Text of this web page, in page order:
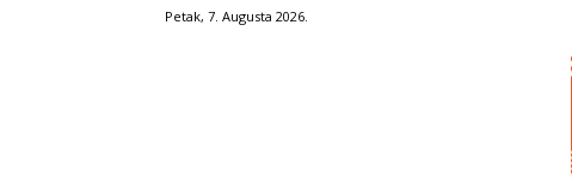
Petak, 7. Augusta 2026.